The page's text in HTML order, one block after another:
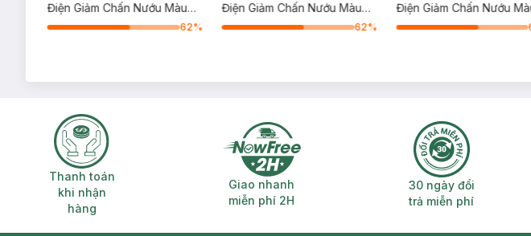
Điện Giảm Chấn Nướu Màu
Xanh Mint + Máy Tăm Nước
62%
Điện Giảm Chấn Nướu Màu
Trắng + Máy Tăm Nước Cao
62%
Điện Giảm Chấn Nướu
Hồng + Máy Tăm Nước
Thanh toán khi nhận hàng
Thanh toán
khi nhận
hàng
Giao nhanh miễn phí 2H
Giao nhanh
miễn phí 2H
30 ngày đổi
30 ngày đổi
trả miễn phí